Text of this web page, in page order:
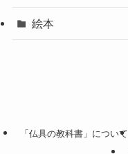
絵本
「仏具の教科書」について